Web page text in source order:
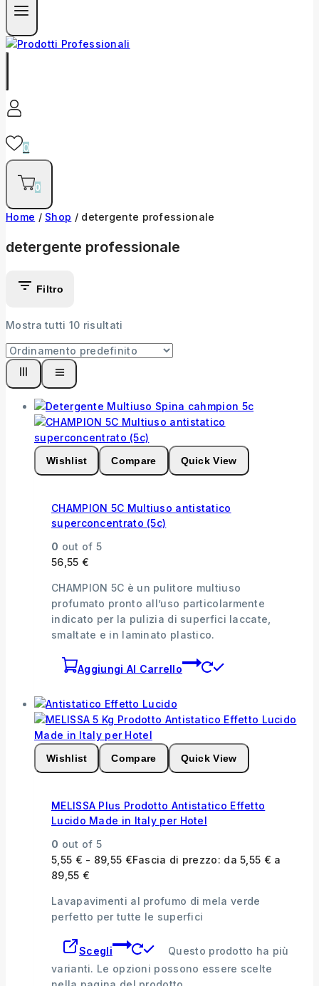
0
0
Home / Shop / detergente professionale
detergente professionale
Filtro
Mostra tutti 10 risultati
Wishlist Compare Quick View
CHAMPION 5C Multiuso antistatico
superconcentrato (5c)
0 out of 5
56,55 €
CHAMPION 5C è un pulitore multiuso
profumato pronto all’uso particolarmente
indicato per la pulizia di superfici laccate,
smaltate e in laminato plastico.
Aggiungi Al Carrello
Wishlist Compare Quick View
MELISSA Plus Prodotto Antistatico Effetto
Lucido Made in Italy per Hotel
0 out of 5
5,55 € - 89,55 €Fascia di prezzo: da 5,55 € a
89,55 €
Lavapavimenti al profumo di mela verde
perfetto per tutte le superfici
Scegli
Questo prodotto ha più
varianti. Le opzioni possono essere scelte